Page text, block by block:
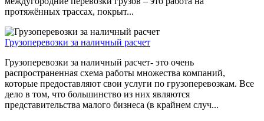
протяжённых трассах, покрыт...
Грузоперевозки за наличный расчет
Грузоперевозки за наличный расчет- это очень
распространенная схема работы множества компаний,
которые предоставляют свои услуги по грузоперевозкам. Все
дело в том, что большинство из них являются
представительства малого бизнеса (в крайнем случ...